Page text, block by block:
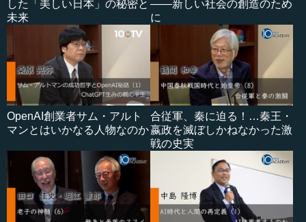
した「美しい日本」の秘密と
未来
――新しい社会の創造のため
に
OpenAI創業者サム・アルト
マンとはいかなる人物なのか
合従軍、秦に迫る！…秦王・
嬴政を滅ぼしかねなかった激
戦の史実